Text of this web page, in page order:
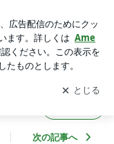
を受け取りまし
開く
次の記事へ